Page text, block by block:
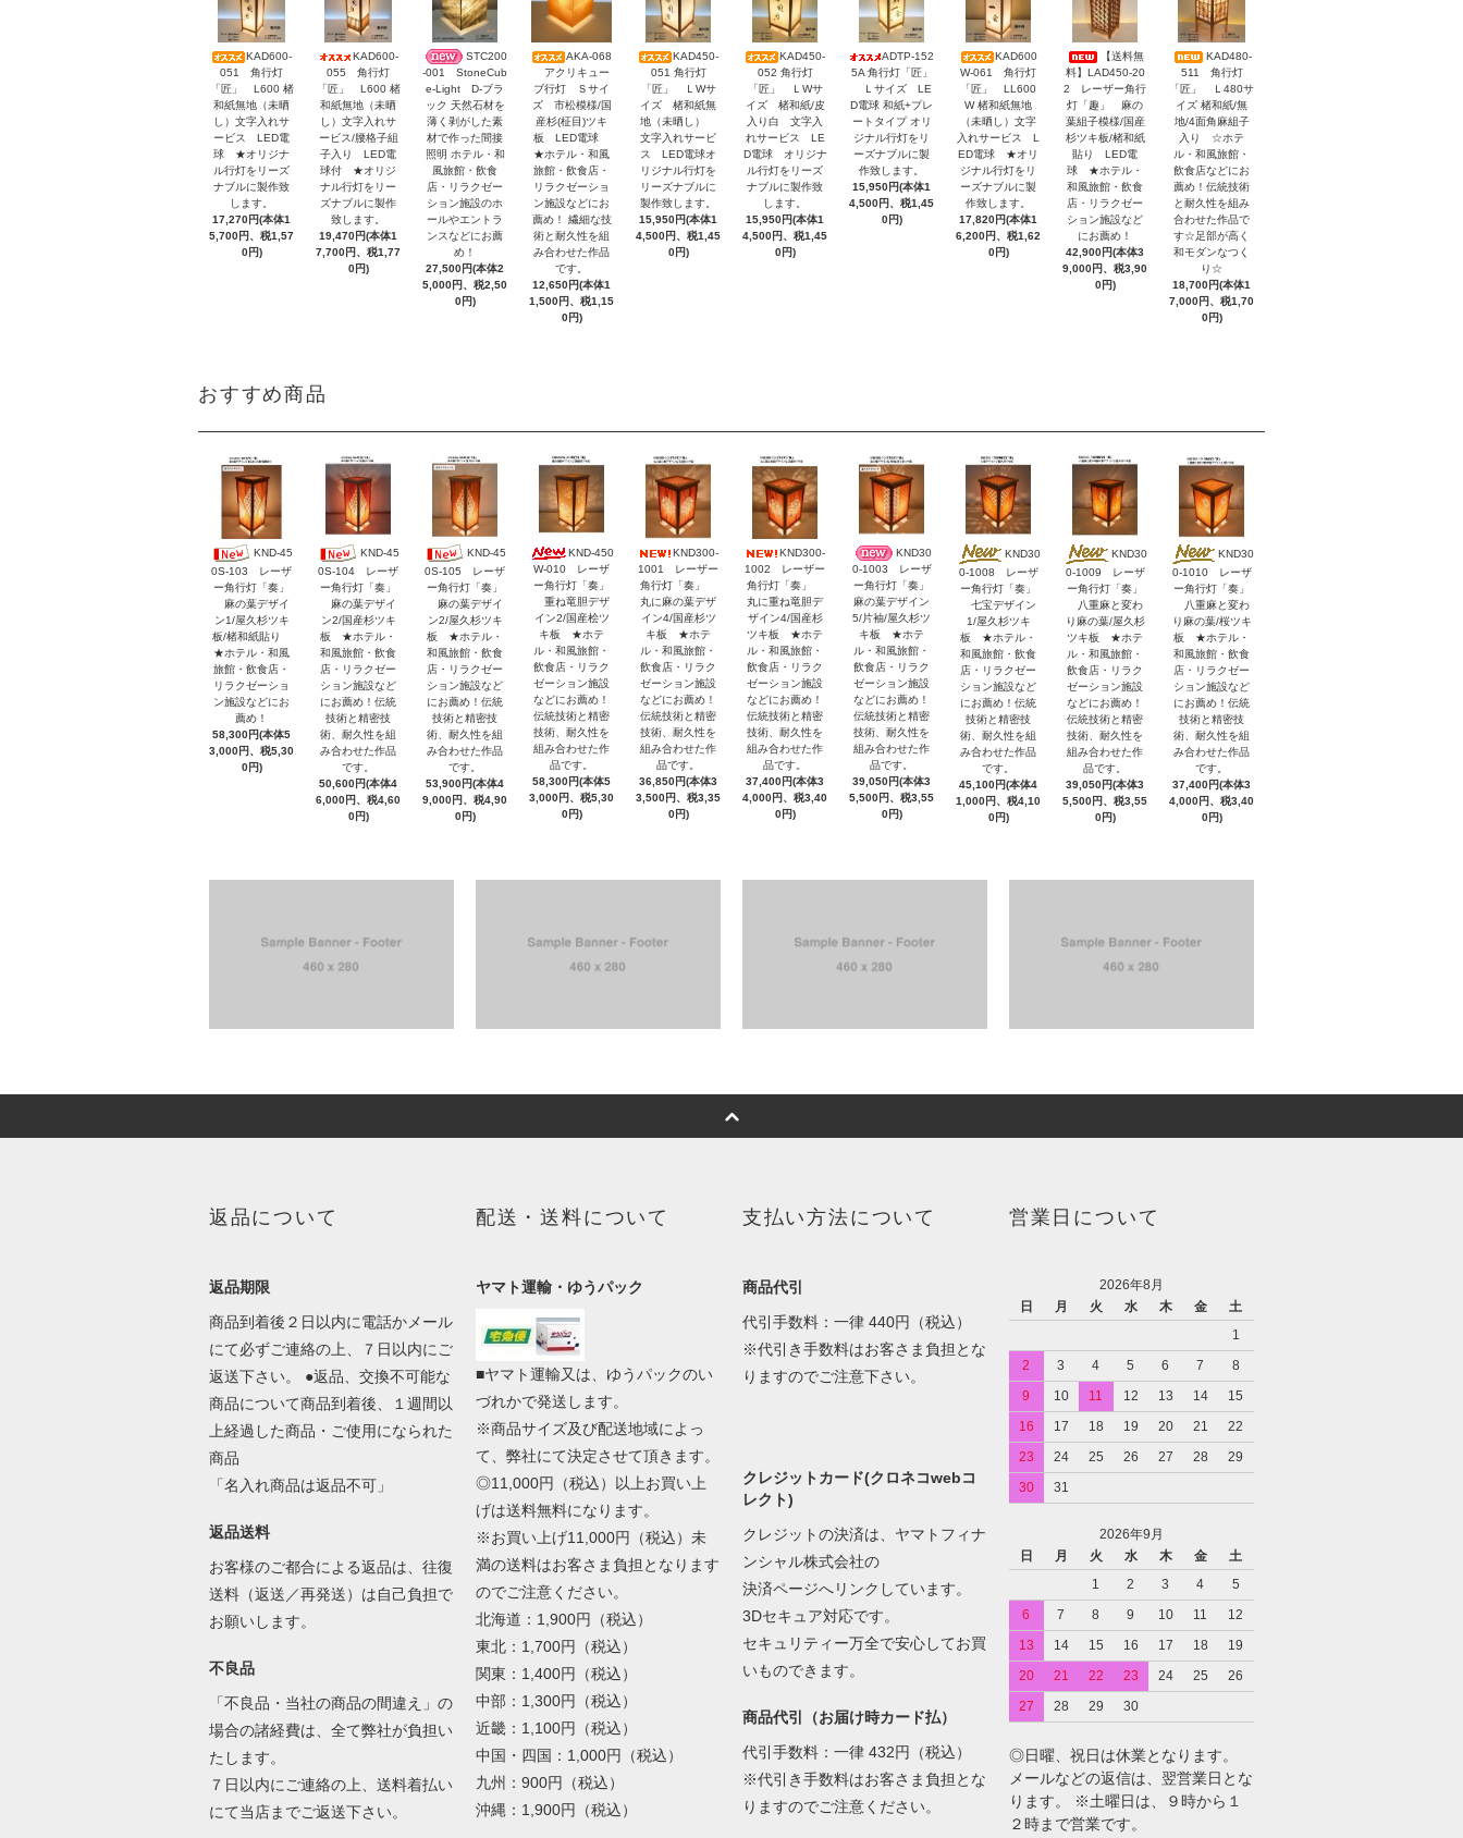
KAD600-
051 角行灯
「匠」 L600 楮
和紙無地（未晒
し）文字入れサ
ービス LED電
球 ★オリジナ
ル行灯をリーズ
ナブルに製作致
します。
17,270円(本体1
5,700円、税1,57
0円)
KAD600-
055 角行灯
「匠」 L600 楮
和紙無地（未晒
し）文字入れサ
ービス/腰格子組
子入り LED電
球付 ★オリジ
ナル行灯をリー
ズナブルに製作
致します。
19,470円(本体1
7,700円、税1,77
0円)
STC200
-001 StoneCub
e-Light D-ブラ
ック 天然石材を
薄く剥がした素
材で作った間接
照明 ホテル・和
風旅館・飲食
店・リラクゼー
ション施設のホ
ールやエントラ
ンスなどにお薦
め！
27,500円(本体2
5,000円、税2,50
0円)
AKA-068
アクリキュー
ブ行灯 Ｓサイ
ズ 市松模様/国
産杉(柾目)ツキ
板 LED電球
★ホテル・和風
旅館・飲食店・
リラクゼーショ
ン施設などにお
薦め！ 繊細な技
術と耐久性を組
み合わせた作品
です。
12,650円(本体1
1,500円、税1,15
0円)
KAD450-
051 角行灯
「匠」 ＬWサ
イズ 楮和紙無
地（未晒し）
文字入れサービ
ス LED電球オ
リジナル行灯を
リーズナブルに
製作致します。
15,950円(本体1
4,500円、税1,45
0円)
KAD450-
052 角行灯
「匠」 ＬWサ
イズ 楮和紙/皮
入り白 文字入
れサービス LE
D電球 オリジナ
ル行灯をリーズ
ナブルに製作致
します。
15,950円(本体1
4,500円、税1,45
0円)
ADTP-152
5A 角行灯「匠」
Ｌサイズ LE
D電球 和紙+プレ
ートタイプ オリ
ジナル行灯をリ
ーズナブルに製
作致します。
15,950円(本体1
4,500円、税1,45
0円)
KAD600
W-061 角行灯
「匠」 LL600
W 楮和紙無地
（未晒し）文字
入れサービス L
ED電球 ★オリ
ジナル行灯をリ
ーズナブルに製
作致します。
17,820円(本体1
6,200円、税1,62
0円)
【送料無
料】LAD450-20
2 レーザー角行
灯「趣」 麻の
葉組子模様/国産
杉ツキ板/楮和紙
貼り LED電
球 ★ホテル・
和風旅館・飲食
店・リラクゼー
ション施設など
にお薦め！
42,900円(本体3
9,000円、税3,90
0円)
KAD480-
511 角行灯
「匠」 Ｌ480サ
イズ 楮和紙/無
地/4面角麻組子
入り ☆ホテ
ル・和風旅館・
飲食店などにお
薦め！伝統技術
と耐久性を組み
合わせた作品で
す☆足部が高く
和モダンなつく
り☆
18,700円(本体1
7,000円、税1,70
0円)
おすすめ商品
KND-45
0S-103 レーザ
ー角行灯「奏」
麻の葉デザイ
ン1/屋久杉ツキ
板/楮和紙貼り
★ホテル・和風
旅館・飲食店・
リラクゼーショ
ン施設などにお
薦め！
58,300円(本体5
3,000円、税5,30
0円)
KND-45
0S-104 レーザ
ー角行灯「奏」
麻の葉デザイ
ン2/国産杉ツキ
板 ★ホテル・
和風旅館・飲食
店・リラクゼー
ション施設など
にお薦め！伝統
技術と精密技
術、耐久性を組
み合わせた作品
です。
50,600円(本体4
6,000円、税4,60
0円)
KND-45
0S-105 レーザ
ー角行灯「奏」
麻の葉デザイ
ン2/屋久杉ツキ
板 ★ホテル・
和風旅館・飲食
店・リラクゼー
ション施設など
にお薦め！伝統
技術と精密技
術、耐久性を組
み合わせた作品
です。
53,900円(本体4
9,000円、税4,90
0円)
KND-450
W-010 レーザ
ー角行灯「奏」
重ね竜胆デザ
イン2/国産桧ツ
キ板 ★ホテ
ル・和風旅館・
飲食店・リラク
ゼーション施設
などにお薦め！
伝統技術と精密
技術、耐久性を
組み合わせた作
品です。
58,300円(本体5
3,000円、税5,30
0円)
KND300-
1001 レーザー
角行灯「奏」
丸に麻の葉デザ
イン4/国産杉ツ
キ板 ★ホテ
ル・和風旅館・
飲食店・リラク
ゼーション施設
などにお薦め！
伝統技術と精密
技術、耐久性を
組み合わせた作
品です。
36,850円(本体3
3,500円、税3,35
0円)
KND300-
1002 レーザー
角行灯「奏」
丸に重ね竜胆デ
ザイン4/国産杉
ツキ板 ★ホテ
ル・和風旅館・
飲食店・リラク
ゼーション施設
などにお薦め！
伝統技術と精密
技術、耐久性を
組み合わせた作
品です。
37,400円(本体3
4,000円、税3,40
0円)
KND30
0-1003 レーザ
ー角行灯「奏」
麻の葉デザイン
5/片袖/屋久杉ツ
キ板 ★ホテ
ル・和風旅館・
飲食店・リラク
ゼーション施設
などにお薦め！
伝統技術と精密
技術、耐久性を
組み合わせた作
品です。
39,050円(本体3
5,500円、税3,55
0円)
KND30
0-1008 レーザ
ー角行灯「奏」
七宝デザイン
1/屋久杉ツキ
板 ★ホテル・
和風旅館・飲食
店・リラクゼー
ション施設など
にお薦め！伝統
技術と精密技
術、耐久性を組
み合わせた作品
です。
45,100円(本体4
1,000円、税4,10
0円)
KND30
0-1009 レーザ
ー角行灯「奏」
八重麻と変わ
り麻の葉/屋久杉
ツキ板 ★ホテ
ル・和風旅館・
飲食店・リラク
ゼーション施設
などにお薦め！
伝統技術と精密
技術、耐久性を
組み合わせた作
品です。
39,050円(本体3
5,500円、税3,55
0円)
KND30
0-1010 レーザ
ー角行灯「奏」
八重麻と変わ
り麻の葉/桜ツキ
板 ★ホテル・
和風旅館・飲食
店・リラクゼー
ション施設など
にお薦め！伝統
技術と精密技
術、耐久性を組
み合わせた作品
です。
37,400円(本体3
4,000円、税3,40
0円)
返品について
返品期限
商品到着後２日以内に電話かメール
にて必ずご連絡の上、７日以内にご
返送下さい。 ●返品、交換不可能な
商品について商品到着後、１週間以
上経過した商品・ご使用になられた
商品
「名入れ商品は返品不可」
返品送料
お客様のご都合による返品は、往復
送料（返送／再発送）は自己負担で
お願いします。
不良品
「不良品・当社の商品の間違え」の
場合の諸経費は、全て弊社が負担い
たします。
７日以内にご連絡の上、送料着払い
にて当店までご返送下さい。
配送・送料について
ヤマト運輸・ゆうパック
■ヤマト運輸又は、ゆうパックのい
づれかで発送します。
※商品サイズ及び配送地域によっ
て、弊社にて決定させて頂きます。
◎11,000円（税込）以上お買い上
げは送料無料になります。
※お買い上げ11,000円（税込）未
満の送料はお客さま負担となります
のでご注意ください。
北海道：1,900円（税込）
東北：1,700円（税込）
関東：1,400円（税込）
中部：1,300円（税込）
近畿：1,100円（税込）
中国・四国：1,000円（税込）
九州：900円（税込）
沖縄：1,900円（税込）
支払い方法について
商品代引
代引手数料：一律 440円（税込）
※代引き手数料はお客さま負担とな
りますのでご注意下さい。
クレジットカード(クロネコwebコ
レクト)
クレジットの決済は、ヤマトフィナ
ンシャル株式会社の
決済ページへリンクしています。
3Dセキュア対応です。
セキュリティー万全で安心してお買
いものできます。
商品代引（お届け時カード払）
代引手数料：一律 432円（税込）
※代引き手数料はお客さま負担とな
りますのでご注意ください。
営業日について
2026年8月
日
月 火 水 木 金
土
1
2
3 4 5 6 7
8
9
10 11 12 13 14
15
16
17 18 19 20 21
22
23
24 25 26 27 28
29
30
31
2026年9月
日
月 火 水 木 金
土
1
2 3 4
5
6
7 8 9 10 11
12
13
14 15 16 17 18
19
20
21 22 23 24 25
26
27
28 29 30
◎日曜、祝日は休業となります。
メールなどの返信は、翌営業日とな
ります。 ※土曜日は、９時から１
２時まで営業です。